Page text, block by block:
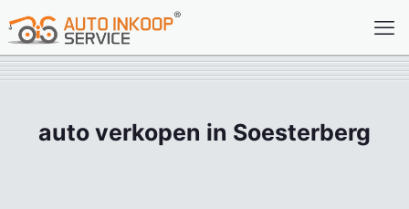
auto verkopen in Soesterberg